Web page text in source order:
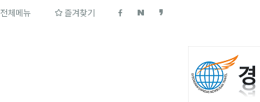
전체메뉴 즐겨찾기